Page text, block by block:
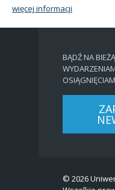
więcej informacji
BĄDŹ NA
© 2026